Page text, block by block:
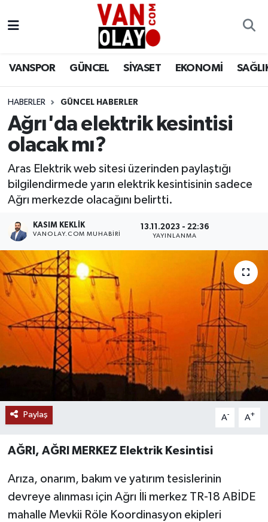
VANSPOR GÜNCEL SİYASET EKONOMİ
HABERLER GÜNCEL HABERLER
Ağrı'da elektrik kesintisi
olacak mı?
Aras Elektrik web sitesi üzerinden paylaştığı
bilgilendirmede yarın elektrik kesintisinin sadece
Ağrı merkezde olacağını belirtti.
KASIM KEKLIK
VANOLAY.COM MUHABIRI
13.11.2023 - 22:36
YAYINLANMA
Paylaş A- A+
AĞRI, AĞRI MERKEZ Elektrik Kesintisi
Arıza, onarım, bakım ve yatırım tesislerinin
devreye alınması için Ağrı İli merkez TR-18 ABİDE
mahalle Mevkii Röle Koordinasyon ekipleri
Siyaset
Ekonomi
Sağlık
Eğitim
Bilim & Teknoloji
Dünya
RESMİ İLANLAR
Van Nöbetçi Eczaneler
Van Namaz Vakitleri
Van Trafik Yoğunluk Haritası
Süper Lig Puan Durumu ve Fikstür
Tüm Manşetler
Son Dakika Haberleri
Haber Arşivi